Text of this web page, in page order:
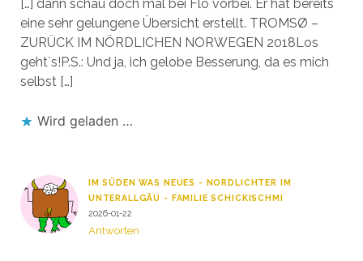
[…] dann schau doch mal bei Flo vorbei. Er hat bereits
eine sehr gelungene Übersicht erstellt. TROMSØ –
ZURÜCK IM NÖRDLICHEN NORWEGEN 2018Los
geht´s!P.S.: Und ja, ich gelobe Besserung, da es mich
selbst […]
Wird geladen …
IM SÜDEN WAS NEUES - NORDLICHTER IM
UNTERALLGÄU - FAMILIE SCHICKISCHMI
2026-01-22
Antworten